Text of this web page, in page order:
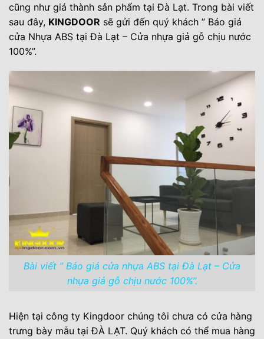
cũng như giá thành sản phẩm tại Đà Lạt. Trong bài viết
sau đây, KINGDOOR sẽ gửi đến quý khách ” Báo giá
cửa Nhựa ABS tại Đà Lạt – Cửa nhựa giả gỗ chịu nước
100%”.
Bài viết ” Báo giá cửa nhựa ABS tại Đà Lạt – Cửa
nhựa giả gỗ chịu nước 100%”.
Hiện tại công ty Kingdoor chúng tôi chưa có cửa hàng
trưng bày mẫu tại ĐÀ LẠT. Quý khách có thể mua hàng